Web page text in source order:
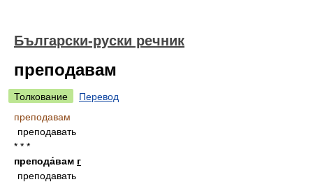
Български-руски речник
преподавам
Толкование
Перевод
преподавам
преподавать
* * *
препода́вам г
преподавать